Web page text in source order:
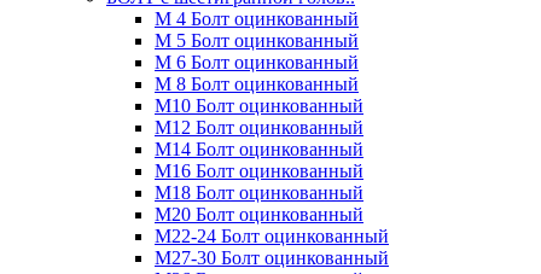
М 4 Болт оцинкованный
М 5 Болт оцинкованный
М 6 Болт оцинкованный
М 8 Болт оцинкованный
М10 Болт оцинкованный
М12 Болт оцинкованный
М14 Болт оцинкованный
М16 Болт оцинкованный
М18 Болт оцинкованный
М20 Болт оцинкованный
М22-24 Болт оцинкованный
М27-30 Болт оцинкованный